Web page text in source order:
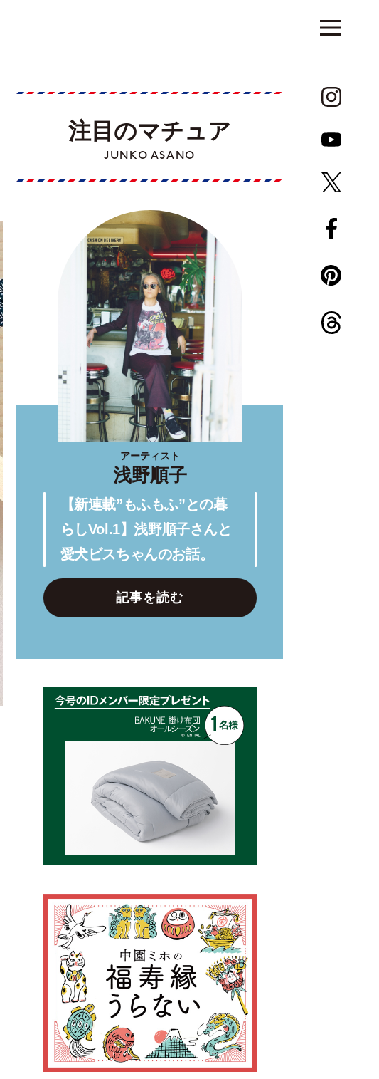
注目のマチュア
JUNKO ASANO
アーティスト
浅野順子
【新連載”もふもふ”との暮
らしVol.1】浅野順子さんと
愛犬ビスちゃんのお話。
記事を読む